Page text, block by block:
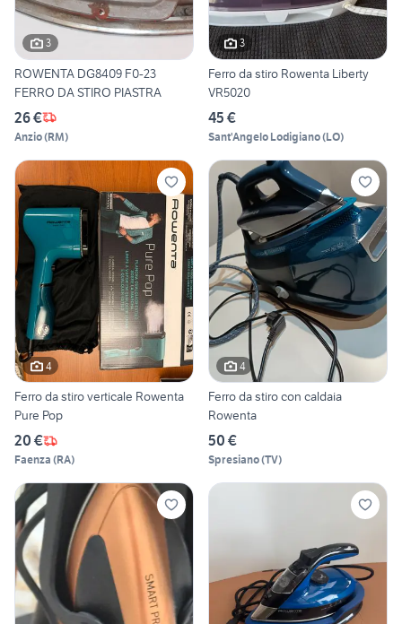
3
ROWENTA DG8409 F0-23
FERRO DA STIRO PIASTRA
26 €
Anzio(RM)
3
Ferro da stiro Rowenta Liberty
VR5020
45 €
Sant'Angelo Lodigiano(LO)
4
Ferro da stiro verticale Rowenta
Pure Pop
20 €
Faenza (RA)
4
Ferro da stiro con caldaia
Rowenta
50 €
Spresiano(TV)